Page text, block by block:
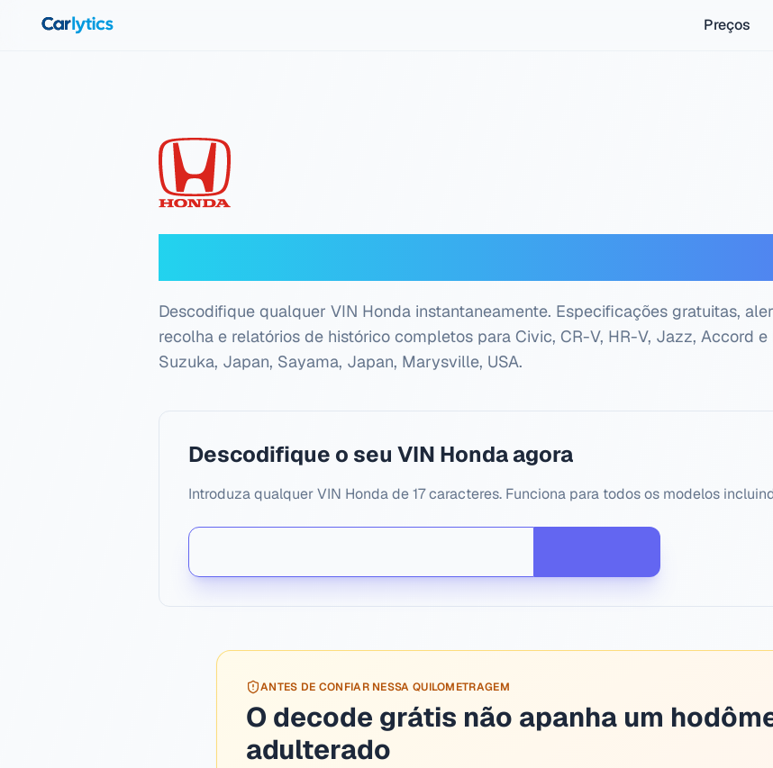
Preços
Descodifique qualquer VIN Honda instantaneamente. Especificações gratuitas,
recolha e relatórios de histórico completos para Civic, CR-V, HR-V, Jazz, Accord e
Suzuka, Japan, Sayama, Japan, Marysville, USA.
Descodifique o seu VIN Honda agora
Introduza qualquer VIN Honda de 17 caracteres. Funciona para todos os modelos
ANTES DE CONFIAR NESSA QUILOMETRAGEM
O decode grátis não apanha um
adulterado